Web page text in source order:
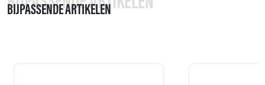
BIJPASSENDE ARTIKELEN